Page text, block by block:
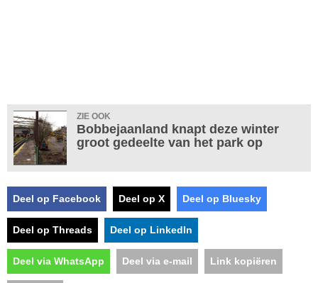
ZIE OOK
Bobbejaanland knapt deze winter
groot gedeelte van het park op
Deel op Facebook Deel op X Deel op Bluesky
Deel op Threads Deel op LinkedIn
Deel via WhatsApp Deel via e-mail Link kopiëren